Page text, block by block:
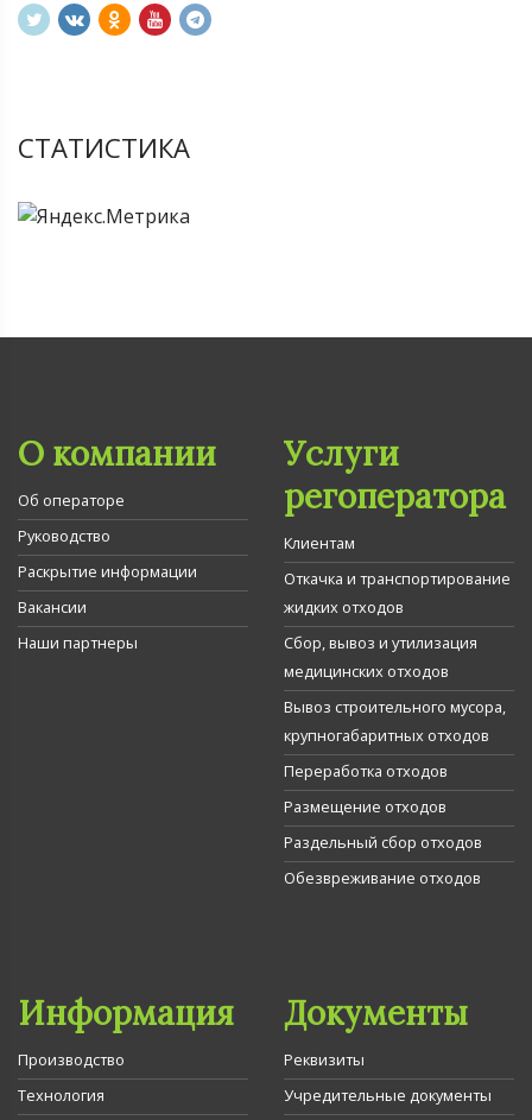
СТАТИСТИКА
О компании
Об операторе
Руководство
Раскрытие информации
Вакансии
Наши партнеры
Услуги
регоператора
Клиентам
Откачка и транспортирование
жидких отходов
Сбор, вывоз и утилизация
медицинских отходов
Вывоз строительного мусора,
крупногабаритных отходов
Переработка отходов
Размещение отходов
Раздельный сбор отходов
Обезвреживание отходов
Информация
Производство
Технология
Документы
Реквизиты
Учредительные документы